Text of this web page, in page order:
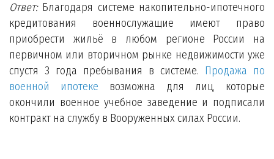
Ответ:Благодаря системе накопительно-ипотечного
кредитования военнослужащие имеют право
приобрести жильё в любом регионе России на
первичном или вторичном рынке недвижимости уже
спустя 3 года пребывания в системе. Продажа по
военной ипотеке возможна для лиц, которые
окончили военное учебное заведение и подписали
контракт на службу в Вооруженных силах России.